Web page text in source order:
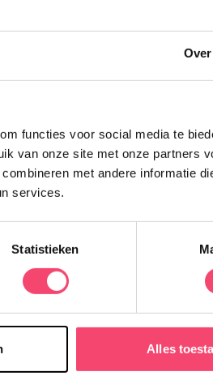
Over
functies voor social media te
van onze site met onze partners
met andere informatie
services.
Statistieken
Alles
Een
Nog een
nog even
Van
en meer: lees
weken.